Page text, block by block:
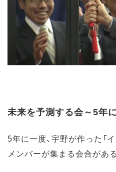
未来を予測する会～5年
5年に一度、宇野が作った「
メンバーが集まる会合がある